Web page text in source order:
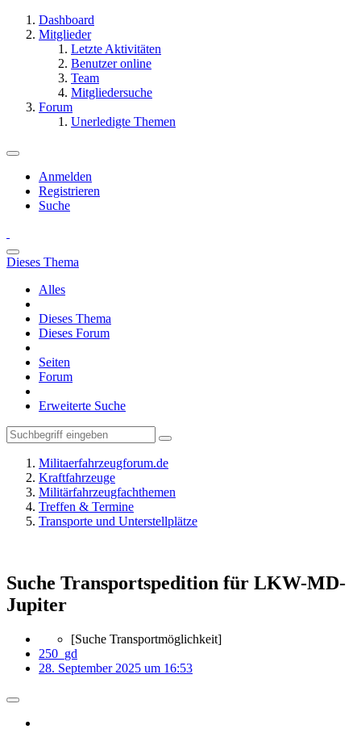
Dashboard
Mitglieder
Letzte Aktivitäten
Benutzer online
Team
Mitgliedersuche
Forum
Unerledigte Themen
Anmelden
Registrieren
Suche
Dieses Thema
Alles
Dieses Thema
Dieses Forum
Seiten
Forum
Erweiterte Suche
Militaerfahrzeugforum.de
Kraftfahrzeuge
Militärfahrzeugfachthemen
Treffen & Termine
Transporte und Unterstellplätze
Suche Transportspedition für LKW-MD-
Jupiter
[Suche Transportmöglichkeit]
250_gd
28. September 2025 um 16:53